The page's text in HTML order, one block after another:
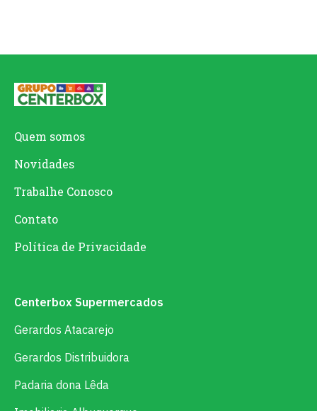
Quem somos
Novidades
Trabalhe Conosco
Contato
Política de Privacidade
Centerbox Supermercados
Gerardos Atacarejo
Gerardos Distribuidora
Padaria dona Lêda